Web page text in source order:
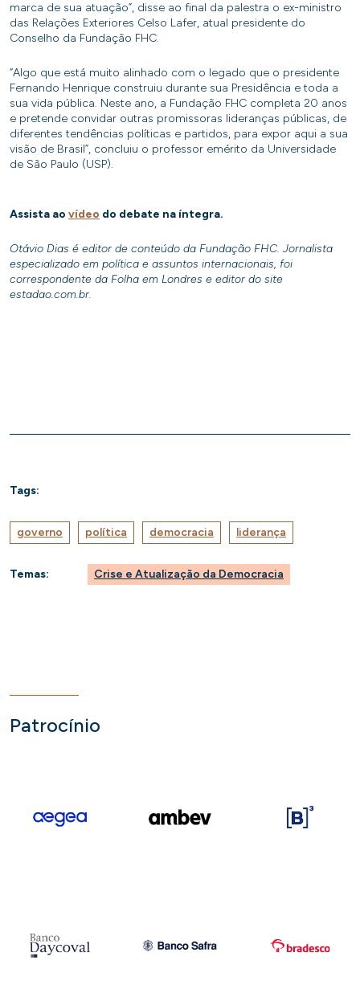
marca de sua atuação”, disse ao final da palestra o ex-ministro
das Relações Exteriores Celso Lafer, atual presidente do
Conselho da Fundação FHC.
“Algo que está muito alinhado com o legado que o presidente
Fernando Henrique construiu durante sua Presidência e toda a
sua vida pública. Neste ano, a Fundação FHC completa 20 anos
e pretende convidar outras promissoras lideranças públicas, de
diferentes tendências políticas e partidos, para expor aqui a sua
visão de Brasil”, concluiu o professor emérito da Universidade
de São Paulo (USP).
Assista ao vídeo do debate na íntegra.
Otávio Dias é editor de conteúdo da Fundação FHC. Jornalista
especializado em política e assuntos internacionais, foi
correspondente da Folha em Londres e editor do site
estadao.com.br.
Tags:
governo política democracia liderança
Temas: Crise e Atualização da Democracia
Patrocínio